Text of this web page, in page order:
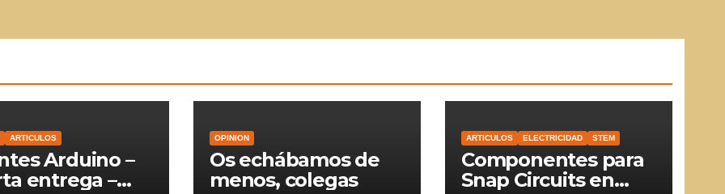
ARTICULOS
Arduino –
entrega –
OPINION
Os echábamos de
menos, colegas
ARTICULOS ELECTRICIDAD STEM
Componentes para
Snap Circuits en